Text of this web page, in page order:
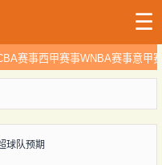
☰
赛事西甲赛事WNBA赛事意甲
球队预期